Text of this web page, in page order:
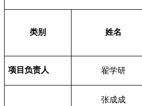
类别 姓名
项目负责人 翟学研
张成成